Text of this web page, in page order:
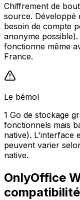
Chiffrement de
source. Développé
besoin de compte
anonyme
fonctionne même
France.
Le bémol
1 Go de stockage
fonctionnels mais
native). L'interface
peuvent varier
native.
OnlyOffice